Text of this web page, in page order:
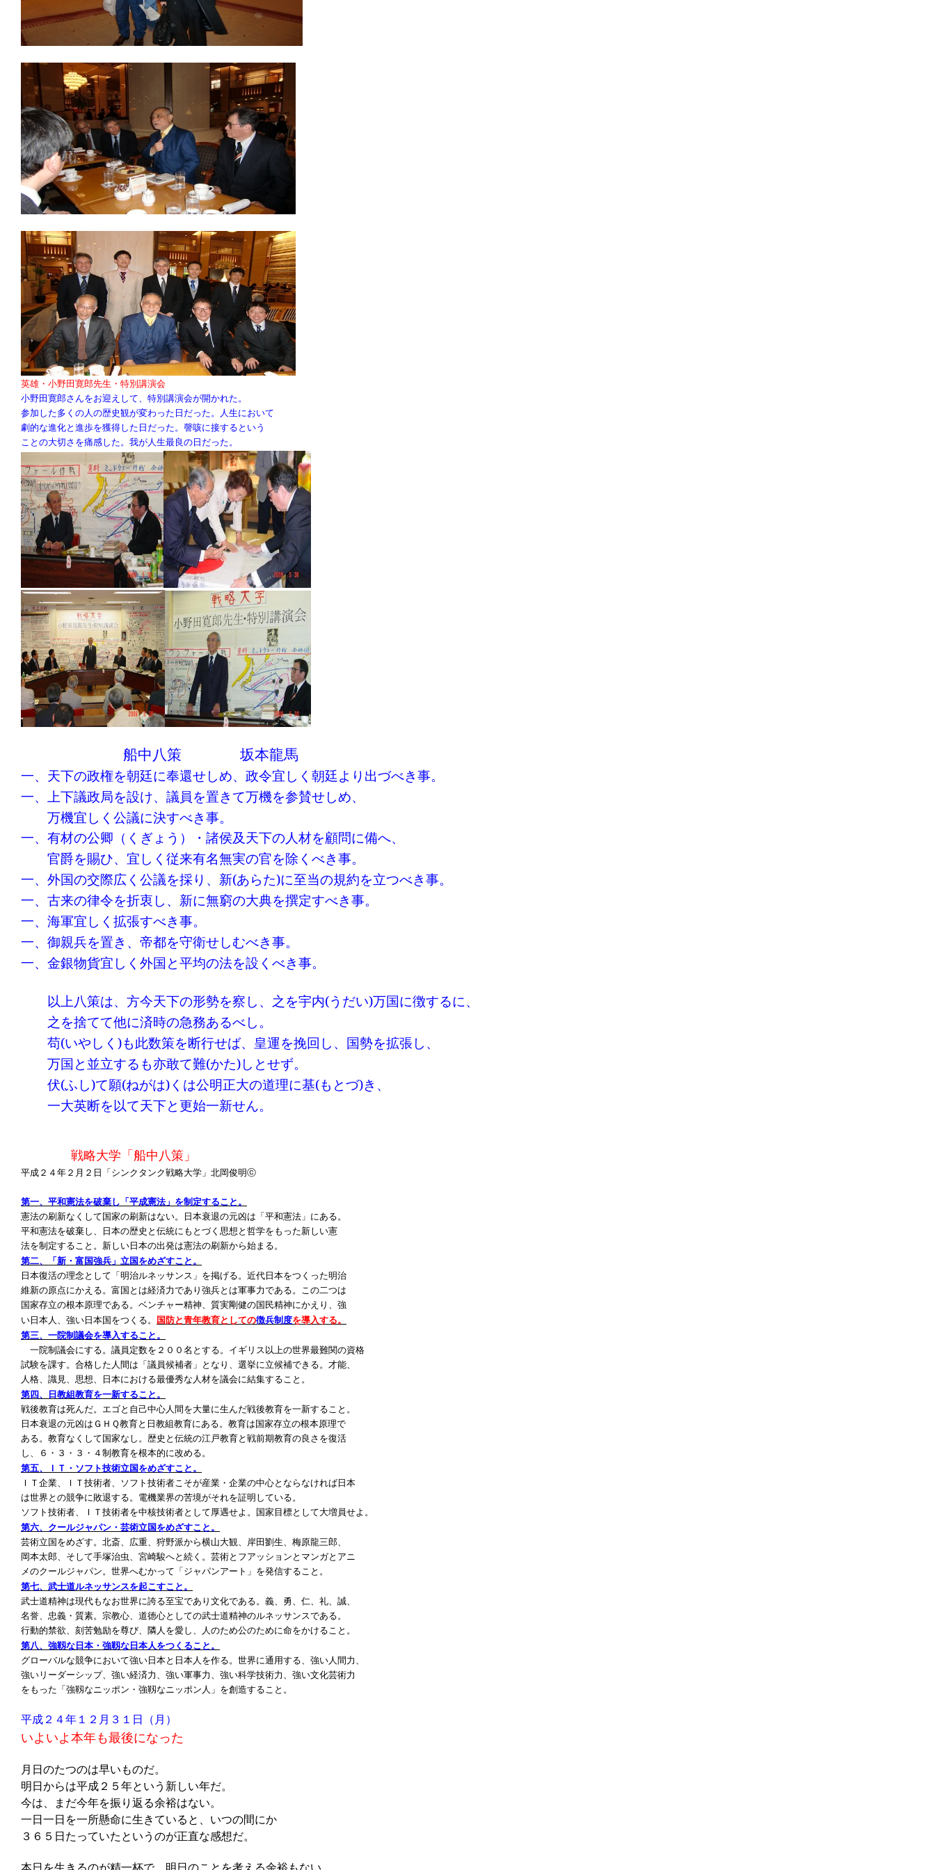
英雄・小野田寛郎先生・特別講演会
小野田寛郎さんをお迎えして、特別講演会が開かれた。
参加した多くの人の歴史観が変わった日だった。人生において
劇的な進化と進歩を獲得した日だった。謦咳に接するという
ことの大切さを痛感した。我が人生最良の日だった。
船中八策 坂本龍馬
一、天下の政権を朝廷に奉還せしめ、政令宜しく朝廷より出づべき事。
一、上下議政局を設け、議員を置きて万機を参賛せしめ、
万機宜しく公議に決すべき事。
一、有材の公卿（くぎょう）・諸侯及天下の人材を顧問に備へ、
官爵を賜ひ、宜しく従来有名無実の官を除くべき事。
一、外国の交際広く公議を採り、新(あらた)に至当の規約を立つべき事。
一、古来の律令を折衷し、新に無窮の大典を撰定すべき事。
一、海軍宜しく拡張すべき事。
一、御親兵を置き、帝都を守衛せしむべき事。
一、金銀物貨宜しく外国と平均の法を設くべき事。
以上八策は、方今天下の形勢を察し、之を宇内(うだい)万国に徴するに、
之を捨てて他に済時の急務あるべし。
苟(いやしく )も此数策を断行せば、皇運を挽回し、国勢を拡張し、
万国と並立するも亦敢て難(かた)しとせず。
伏(ふし)て願(ねがは) くは公明正大の道理に基(もとづ)き、
一大英断を以て天下と更始一新せん。
戦略大学「船中八策」
平成２４年２月２日「シンクタンク戦略大学」北岡俊明ⓒ
第一、平和憲法を破棄し「平成憲法」を制定すること。
憲法の刷新なくして国家の刷新はない。日本衰退の元凶は「平和憲法」にある。
平和憲法を破棄し、日本の歴史と伝統にもとづく思想と哲学をもった新しい憲
法を制定すること。新しい日本の出発は憲法の刷新から始まる。
第二、「新・富国強兵」立国をめざすこと。
日本復活の理念として「明治ルネッサンス」を掲げる。近代日本をつくった明治
維新の原点にかえる。富国とは経済力であり強兵とは軍事力である。この二つは
国家存立の根本原理である。ベンチャー精神、質実剛健の国民精神にかえり、強
い日本人、強い日本国をつくる。 国防と青年教育としての徴兵制度を導入する。
第三、一院制議会を導入すること。
一院制議会にする。議員定数を２００名とする。イギリス以上の世界最難関の資格
試験を課す。合格した人間は「議員候補者」となり、選挙に立候補できる。才能、
人格、識見、思想、日本における最優秀な人材を議会に結集すること。
第四、日教組教育を一新すること。
戦後教育は死んだ。エゴと自己中心人間を大量に生んだ戦後教育を一新すること。
日本衰退の元凶はＧＨＱ教育と日教組教育にある。教育は国家存立の根本原理で
ある。教育なくして国家なし。歴史と伝統の江戸教育と戦前期教育の良さを復活
し、６・３・３・４制教育を根本的に改める。
第五、ＩＴ・ソフト技術立国をめざすこと。
ＩＴ企業、ＩＴ技術者、ソフト技術者こそが産業・企業の中心とならなければ日本
は世界との競争に敗退する。電機業界の苦境がそれを証明している。
ソフト技術者、ＩＴ技術者を中核技術者として厚遇せよ。国家目標として大増員せよ。
第六、クールジャパン・芸術立国をめざすこと。
芸術立国をめざす。北斎、広重、狩野派から横山大観、岸田劉生、梅原龍三郎、
岡本太郎、そして手塚治虫、宮崎駿へと続く。芸術とフアッションとマンガとアニ
メのクールジャパン。世界へむかって「ジャパンアート」を発信すること。
第七、武士道ルネッサンスを起こすこと。
武士道精神は現代もなお世界に誇る至宝であり文化である。義、勇、仁、礼、誠、
名誉、忠義・質素。宗教心、道徳心としての武士道精神のルネッサンスである。
行動的禁欲、刻苦勉励を尊び、隣人を愛し、人のため公のために命をかけること。
第八、強靱な日本・強靱な日本人をつくること。
グローバルな競争において強い日本と日本人を作る。世界に通用する、強い人間力、
強いリーダーシップ、強い経済力、強い軍事力、強い科学技術力、強い文化芸術力
をもった「強靱なニッポン・強靱なニッポン人」を創造すること。
平成２４年１２月３１日（月）
いよいよ本年も最後になった
月日のたつのは早いものだ。
明日からは平成２５年という新しい年だ。
今は、まだ今年を振り返る余裕はない。
一日一日を一所懸命に生きていると、いつの間にか
３６５日たっていたというのが正直な感想だ。
本日を生きるのが精一杯で、明日のことを考える余裕もない。